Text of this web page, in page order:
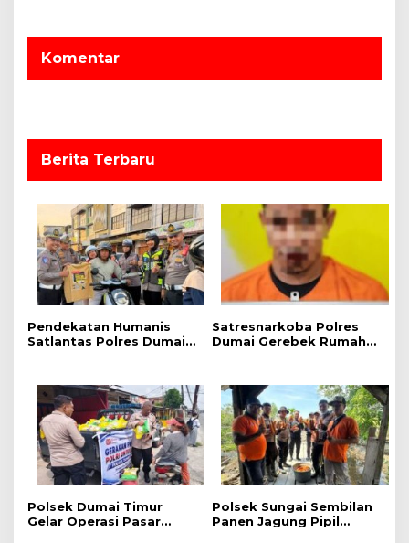
p
o
s
Komentar
Berita Terbaru
Pendekatan Humanis
Satlantas Polres Dumai,
Edukasi Langsung di
Tengah Masyarakat
Satresnarkoba Polres
Dumai Gerebek Rumah
Shabu dan Alat
Transaksi Diamankan
Polsek Dumai Timur
Gelar Operasi Pasar
Polsek Sungai Sembilan
Panen Jagung Pipil